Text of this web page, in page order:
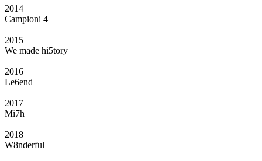
2014
Campioni 4
2015
We made hi5tory
2016
Le6end
2017
Mi7h
2018
W8nderful